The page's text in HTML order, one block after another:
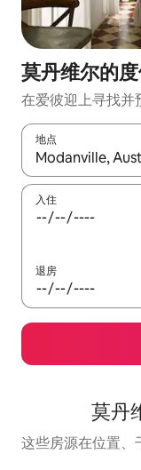
莫丹维尔的
在爱彼迎上寻找并
地点
如有搜索结果，请
入住
退房
莫丹
这些房源在位置、